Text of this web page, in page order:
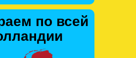
по всей